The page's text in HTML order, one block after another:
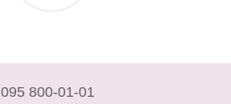
095 800-01-01